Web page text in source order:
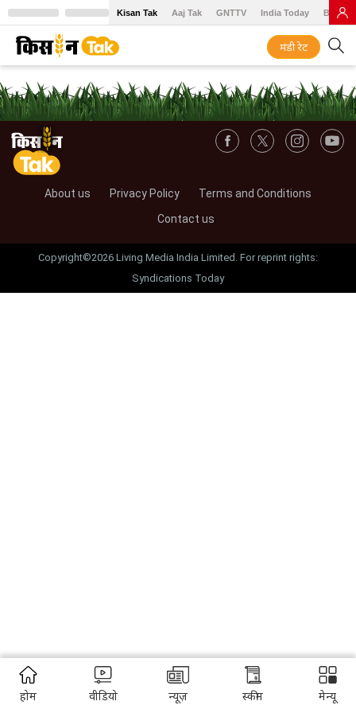
Kisan Tak Aaj Tak GNTTV India Today BT
मंडी रेट
About us Privacy Policy
Terms and Conditions
Contact us
Copyright©2026 Living Media India Limited. For reprint rights:
Syndications Today
होम वीडियो न्यूज़ स्कीम मेन्यू